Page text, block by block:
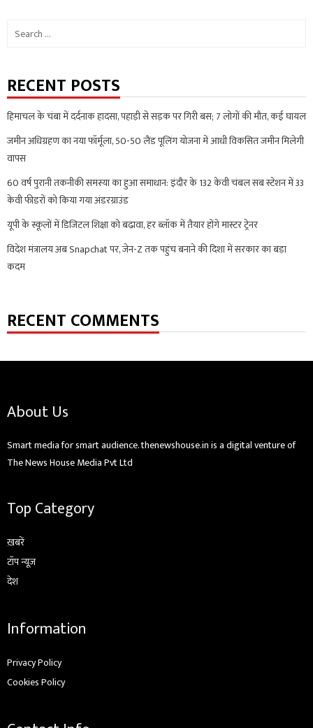
Search
RECENT POSTS
हिमाचल के चंबा में दर्दनाक हादसा, पहाड़ी से सड़क पर गिरी बस; 7 लोगों की मौत, कई घायल
जमीन अधिग्रहण का नया फॉर्मूला, 50-50 लैंड पूलिंग योजना में आधी विकसित जमीन मिलेगी
वापस
60 वर्ष पुरानी तकनीकी समस्या का हुआ समाधान: इंदौर के 132 केवी चंबल सब स्टेशन में 33
केवी फीडरों को किया गया अंडरग्राउंड
यूपी के स्कूलों में डिजिटल शिक्षा को बढ़ावा, हर ब्लॉक में तैयार होंगे मास्टर ट्रेनर
विदेश मंत्रालय अब Snapchat पर, जेन-Z तक पहुंच बनाने की दिशा में सरकार का बड़ा
कदम
RECENT COMMENTS
About Us
Smart media for smart audience. thenewshouse.in is a digital venture of
The News House Media Pvt Ltd
Top Category
ख़बरें
टॉप न्यूज़
देश
Information
Privacy Policy
Cookies Policy